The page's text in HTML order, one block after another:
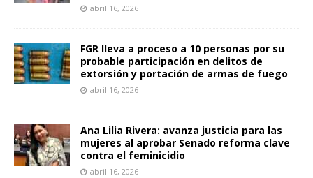
abril 16, 2026
FGR lleva a proceso a 10 personas por su
probable participación en delitos de
extorsión y portación de armas de fuego
abril 16, 2026
Ana Lilia Rivera: avanza justicia para las
mujeres al aprobar Senado reforma clave
contra el feminicidio
abril 16, 2026